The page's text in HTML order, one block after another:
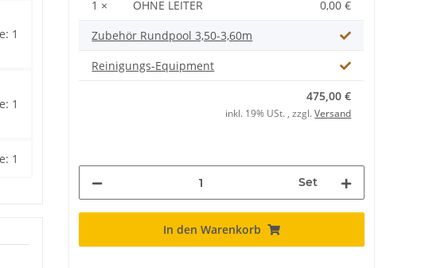
1
1
1
1 ×
OHNE LEITER
0,00 €
Zubehör Rundpool 3,50-3,60m
Reinigungs-Equipment
475,00 €
inkl. 19% USt. , zzgl.Versand
Set
In den Warenkorb